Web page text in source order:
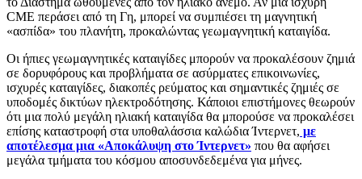
CME περάσει από τη Γη, μπορεί να συμπιέσει τη μαγνητική
«ασπίδα» του πλανήτη, προκαλώντας γεωμαγνητική καταιγίδα.
Οι ήπιες γεωμαγνητικές καταιγίδες μπορούν να προκαλέσουν ζημιά
σε δορυφόρους και προβλήματα σε ασύρματες επικοινωνίες,
ισχυρές καταιγίδες, διακοπές ρεύματος και σημαντικές ζημιές σε
υποδομές δικτύων ηλεκτροδότησης. Κάποιοι επιστήμονες θεωρούν
ότι μια πολύ μεγάλη ηλιακή καταιγίδα θα μπορούσε να προκαλέσει
επίσης καταστροφή στα υποθαλάσσια καλώδια Ίντερνετ, με
αποτέλεσμα μια «Αποκάλυψη στο Ίντερνετ» που θα αφήσει
μεγάλα τμήματα του κόσμου αποσυνδεδεμένα για μήνες.